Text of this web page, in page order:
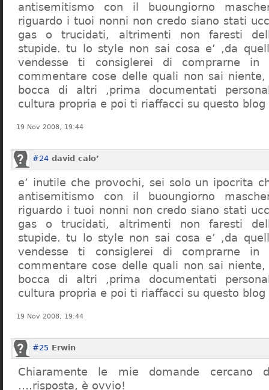
antisemitismo con il buoungiorno
riguardo i tuoi nonni non credo siano stati
gas o trucidati, altrimenti non faresti
stupide. tu lo style non sai cosa e’ ,da
vendesse ti consiglerei di comprarne in
commentare cose delle quali non sai
bocca di altri ,prima documentati
cultura propria e poi ti riaffacci su questo blog
19 Nov 2008, 19:44
#24 david calo’
e’ inutile che provochi, sei solo un ipocrita
antisemitismo con il buoungiorno
riguardo i tuoi nonni non credo siano stati
gas o trucidati, altrimenti non faresti
stupide. tu lo style non sai cosa e’ ,da
vendesse ti consiglerei di comprarne in
commentare cose delle quali non sai
bocca di altri ,prima documentati
cultura propria e poi ti riaffacci su questo blog
19 Nov 2008, 19:44
#25 Erwin
Chiaramente le mie domande cercano
….risposta, è ovvio!